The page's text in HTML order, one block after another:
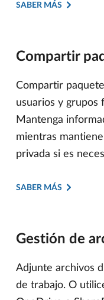
SABER MÁS
Compartir
Compartir
usuarios y grupos
Mantenga
mientras
privada si es
SABER MÁS
Gestión de
Adjunte archivos
de trabajo. O